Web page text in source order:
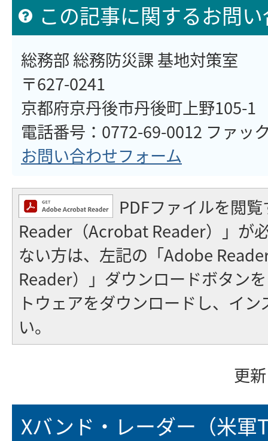
この記事に関するお問
総務部 総務防災課 基地対策室
〒627-0241
京都府京丹後市丹後町上野105-1
電話番号：0772-69-0012 ファッ
お問い合わせフォーム
PDFファイルを閲
Reader（Acrobat Reader）」が
ない方は、左記の「Adobe
Reader）」ダウンロードボタン
トウェアをダウンロードし、イ
い。
更
Xバンド・レーダー（米軍